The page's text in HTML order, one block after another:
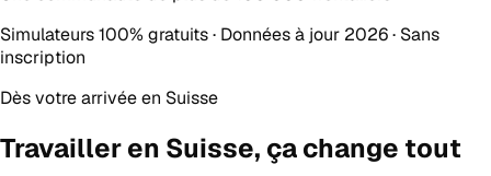
Simulateurs 100% gratuits · Données à jour 2026 · Sans
inscription
Dès votre arrivée en Suisse
Travailler en Suisse, ça change tout